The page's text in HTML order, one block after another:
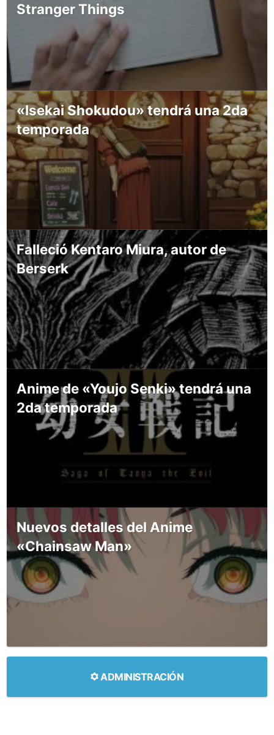
Stranger Things
«Isekai Shokudou» tendrá una 2da
temporada
Falleció Kentaro Miura, autor de
Berserk
Anime de «Youjo Senki» tendrá una
2da temporada
Nuevos detalles del Anime
«Chainsaw Man»
ADMINISTRACIÓN